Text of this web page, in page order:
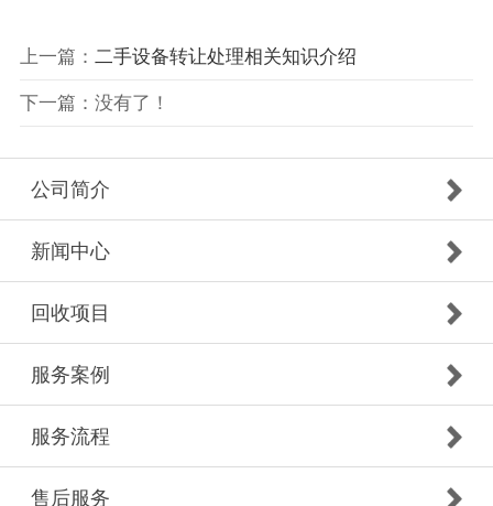
上一篇： 二手设备转让处理相关知识介绍
下一篇：没有了！
公司简介
新闻中心
回收项目
服务案例
服务流程
售后服务